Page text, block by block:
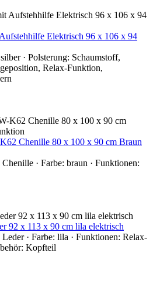
Elektrisch 96 x 106 x 94
· Polsterung: Schaumstoff,
Relax-Funktion,
Chenille 80 x 100 x 90 cm Braun
· Farbe: braun · Funktionen:
92 x 113 x 90 cm lila elektrisch
Leder · Farbe: lila · Funktionen: Relax-
Kopfteil